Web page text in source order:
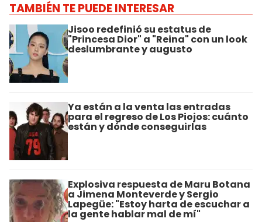
TAMBIÉN TE PUEDE INTERESAR
Jisoo redefinió su estatus de
"Princesa Dior" a "Reina" con un look
deslumbrante y augusto
Ya están a la venta las entradas
para el regreso de Los Piojos: cuánto
están y dónde conseguirlas
Explosiva respuesta de Maru Botana
a Jimena Monteverde y Sergio
Lapegüe: "Estoy harta de escuchar a
la gente hablar mal de mí"